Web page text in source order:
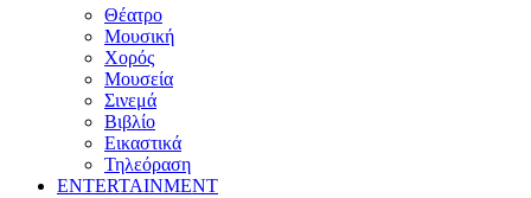
Θέατρο
Μουσική
Χορός
Μουσεία
Σινεμά
Βιβλίο
Εικαστικά
Τηλεόραση
ENTERTAINMENT